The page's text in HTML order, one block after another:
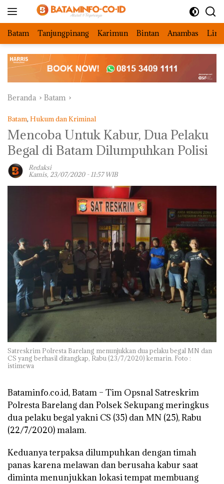
Batam Tanjungpinang Karimun Bintan Anambas
Beranda Batam
Batam, Hukum dan Kriminal
Mencoba Untuk Kabur, Dua Pelaku
Begal di Batam Dilumpuhkan Polisi
Redaksi
Kamis, 23/07/2020 - 11:57 WIB
Satreskrim Polresta Barelang menunjukkan dua pelaku begal MN dan
CS yang berhasil ditangkap, Rabu (23/7/2020) kemarin. Foto :
istimewa
Bataminfo.co.id, Batam – Tim Opsnal Satreskrim
Polresta Barelang dan Polsek Sekupang meringkus
dua pelaku begal yakni CS (35) dan MN (25), Rabu
(22/7/2020) malam.
Keduanya terpaksa dilumpuhkan dengan timah
panas karena melawan dan berusaha kabur saat
diminta menunjukkan lokasi tempat membuang